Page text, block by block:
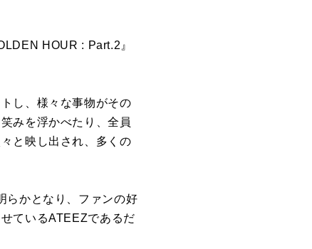
HOUR : Part.2』
し、様々な事物がその
みを浮かべたり、全員
と映し出され、多くの
らかとなり、ファンの好
ているATEEZであるだ